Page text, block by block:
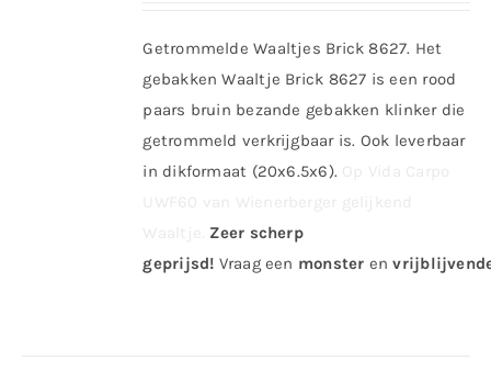
Getrommelde Waaltjes Brick 8627. Het
gebakken Waaltje Brick 8627 is een rood
paars bruin bezande gebakken klinker die
getrommeld verkrijgbaar is. Ook leverbaar
in dikformaat (20x6.5x6).
Zeer scherp
geprijsd! Vraag een monster en